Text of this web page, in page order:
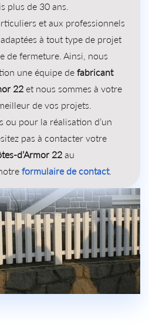
plus de 30 ans.
et aux professionnels
à tout type de projet
de fermeture. Ainsi, nous
une équipe de fabricant
22 et nous sommes à votre
de vos projets.
ou pour la réalisation d’un
pas à contacter votre
d’Armor 22 au
formulaire de contact.